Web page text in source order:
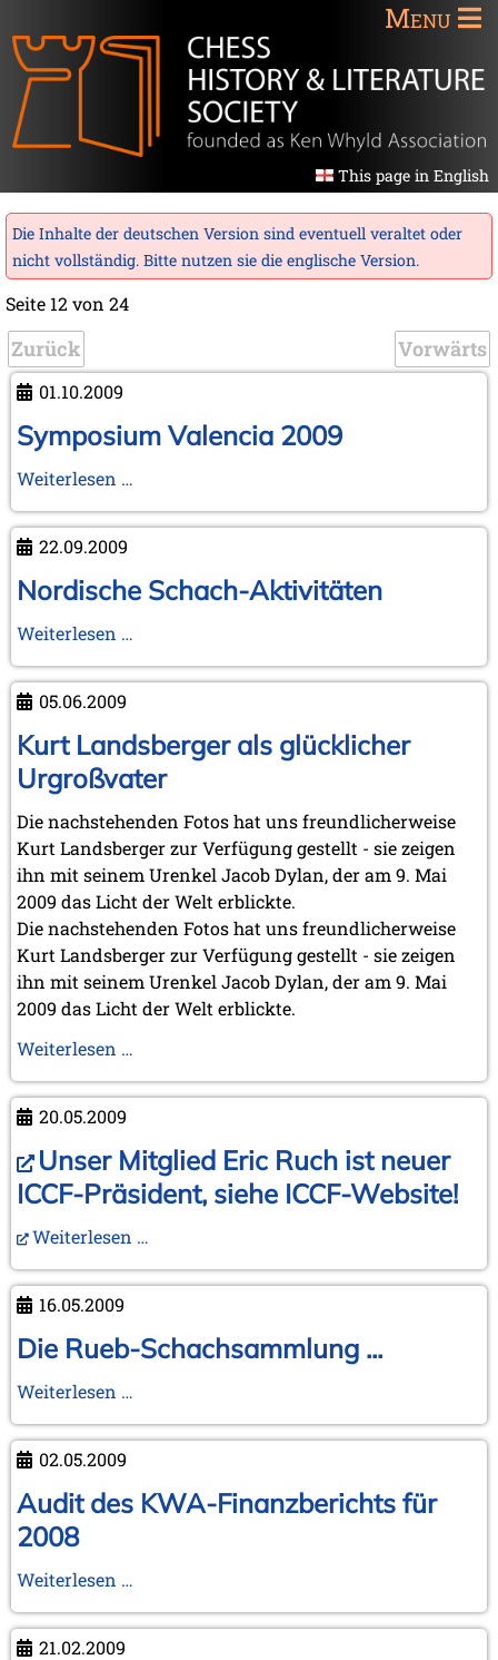
Menu
This page in English
Die Inhalte der deutschen Version sind eventuell veraltet oder
nicht vollständig. Bitte nutzen sie die englische Version.
Seite 12 von 24
Zurück Vorwärts
01.10.2009
Symposium Valencia 2009
Weiterlesen …
2009
22.09.2009
Nordische Schach-Aktivitäten
Weiterlesen …
Aktivitäten
05.06.2009
Kurt Landsberger als glücklicher
Urgroßvater
Die nachstehenden Fotos hat uns freundlicherweise
Kurt Landsberger zur Verfügung gestellt - sie zeigen
ihn mit seinem Urenkel Jacob Dylan, der am 9. Mai
2009 das Licht der Welt erblickte.
Die nachstehenden Fotos hat uns freundlicherweise
Kurt Landsberger zur Verfügung gestellt - sie zeigen
ihn mit seinem Urenkel Jacob Dylan, der am 9. Mai
2009 das Licht der Welt erblickte.
Weiterlesen …
als
Urgroßvater
20.05.2009
Unser Mitglied Eric Ruch ist neuer
ICCF-Präsident, siehe ICCF-Website!
Weiterlesen …
16.05.2009
Die Rueb-Schachsammlung ...
Weiterlesen …
Schachsammlung
02.05.2009
Audit des KWA-Finanzberichts für
2008
Weiterlesen …
KWA-
21.02.2009